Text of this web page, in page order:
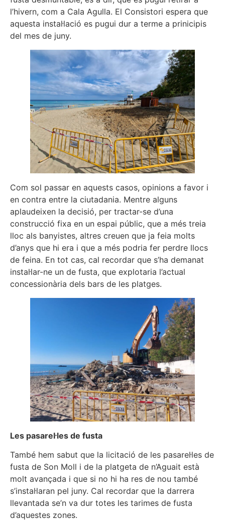
l’hivern, com a Cala Agulla. El Consistori espera que
aquesta instal·lació es pugui dur a terme a prinicipis
del mes de juny.
Com sol passar en aquests casos, opinions a favor i
en contra entre la ciutadania. Mentre alguns
aplaudeixen la decisió, per tractar-se d’una
construcció fixa en un espai públic, que a més treia
lloc als banyistes, altres creuen que ja feia molts
d’anys que hi era i que a més podria fer perdre llocs
de feina. En tot cas, cal recordar que s’ha demanat
instal·lar-ne un de fusta, que explotaria l’actual
concessionària dels bars de les platges.
Les pasarel·les de fusta
També hem sabut que la licitació de les pasarel·les de
fusta de Son Moll i de la platgeta de n’Aguait està
molt avançada i que si no hi ha res de nou també
s’instal·laran pel juny. Cal recordar que la darrera
llevantada se’n va dur totes les tarimes de fusta
d’aquestes zones.